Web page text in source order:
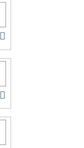
KOŠÍKU
KOŠÍKU